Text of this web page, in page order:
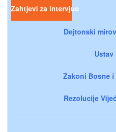
Zahtjevi za intervjue
Dejtonski
Ustav
Zakoni Bosne
Rezolucije